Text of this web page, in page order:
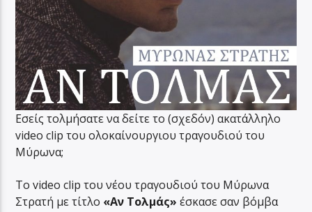
Εσείς τολμήσατε να δείτε το (σχεδόν) ακατάλληλο
video clip του ολοκαίνουργιου τραγουδιού του
Μύρωνα;
To video clip του νέου τραγουδιού του Μύρωνα
Στρατή με τίτλο «Αν Τολμάς» έσκασε σαν βόμβα